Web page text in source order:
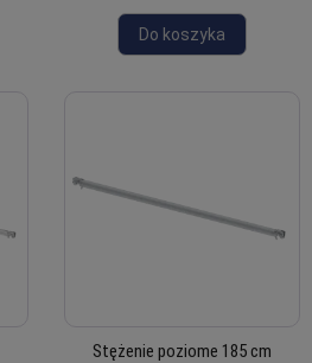
Do koszyka
Stężenie poziome 185 cm